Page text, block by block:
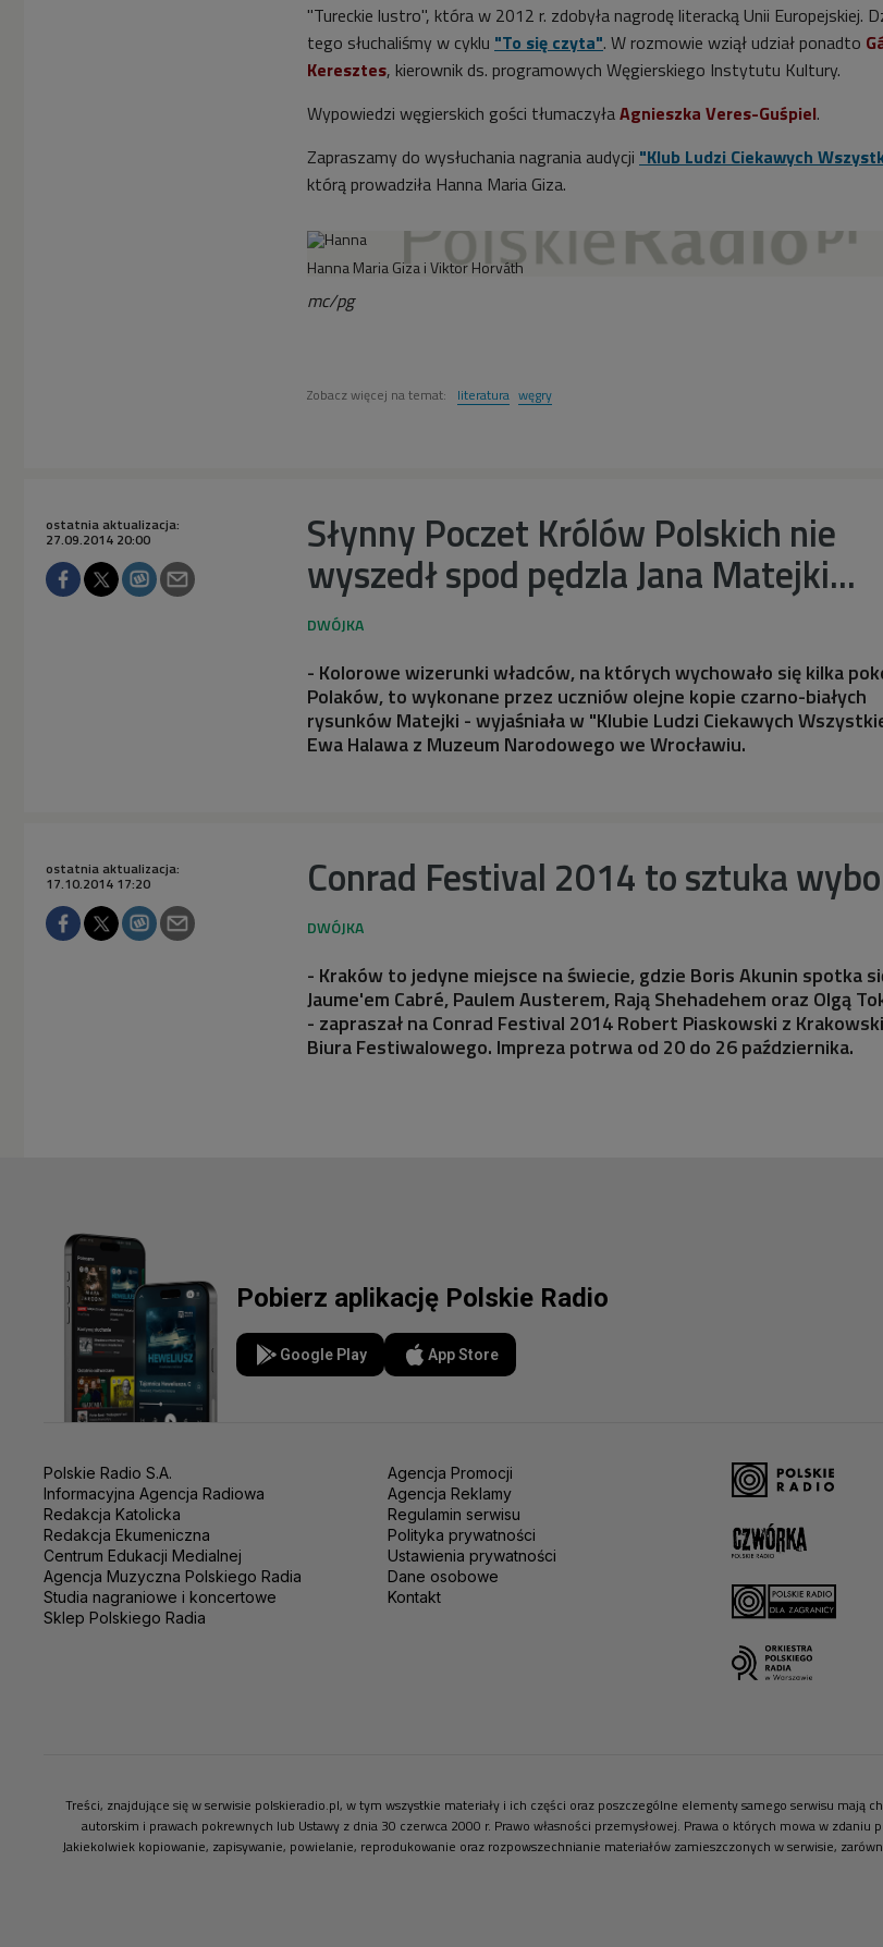
"Tureckie lustro", która w 2012 r. zdobyła nagrodę literacką Unii Europejskiej.
tego słuchaliśmy w cyklu "To się czyta". W rozmowie wziął udział ponadto
Keresztes, kierownik ds. programowych Węgierskiego Instytutu Kultury.
Wypowiedzi węgierskich gości tłumaczyłaAgnieszka Veres-Guśpiel.
Zapraszamy do wysłuchania nagrania audycji "Klub Ludzi Ciekawych
którą prowadziła Hanna Maria Giza.
Hanna Maria Giza i Viktor Horváth
mc/pg
Zobacz więcej na temat: literatura węgry
Słynny Poczet Królów Polskich nie
wyszedł spod pędzla Jana Matejki...
ostatnia aktualizacja:
27.09.2014 20:00
- Kolorowe wizerunki władców, na których wychowało się kilka
Polaków, to wykonane przez uczniów olejne kopie czarno-białych
rysunków Matejki - wyjaśniała w "Klubie Ludzi Ciekawych
Ewa Halawa z Muzeum Narodowego we Wrocławiu.
Conrad Festival 2014 to sztuka
ostatnia aktualizacja:
17.10.2014 17:20
- Kraków to jedyne miejsce na świecie, gdzie Boris Akunin spotka
Jaume'em Cabré, Paulem Austerem, Rają Shehadehem oraz Olgą
- zapraszał na Conrad Festival 2014 Robert Piaskowski z
Biura Festiwalowego. Impreza potrwa od 20 do 26 października.
Pobierz aplikację Polskie Radio
Google Play App Store
Polskie Radio S.A.
Informacyjna Agencja Radiowa
Redakcja Katolicka
Redakcja Ekumeniczna
Centrum Edukacji Medialnej
Agencja Muzyczna Polskiego Radia
Studia nagraniowe i koncertowe
Sklep Polskiego Radia
Agencja Promocji
Agencja Reklamy
Regulamin serwisu
Polityka prywatności
Ustawienia prywatności
Dane osobowe
Kontakt
Treści, znajdujące się w serwisie polskieradio.pl, w tym wszystkie materiały i ich części oraz poszczególne elementy samego serwisu
autorskim i prawach pokrewnych lub Ustawy z dnia 30 czerwca 2000 r. Prawo własności przemysłowej. Prawa o których mowa w
Jakiekolwiek kopiowanie, zapisywanie, powielanie, reprodukowanie oraz rozpowszechnianie materiałów zamieszczonych w serwisie,